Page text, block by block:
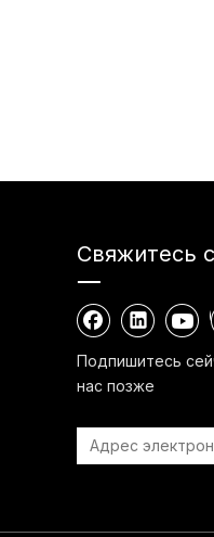
Свяжитесь
Подпишитесь
нас позже